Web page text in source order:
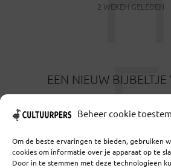
Beheer cookie
Om de beste ervaringen te bieden, gebruiken
cookies om informatie over je apparaat op te
Door in te stemmen met deze technologieën
2 WEKEN GELEDEN
EEN NIEUWE